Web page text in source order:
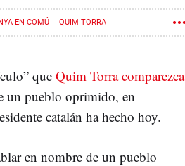
EN COMÚ QUIM TORRA
que Quim Torra comparezca
un pueblo oprimido, en
catalán ha hecho hoy.
en nombre de un pueblo